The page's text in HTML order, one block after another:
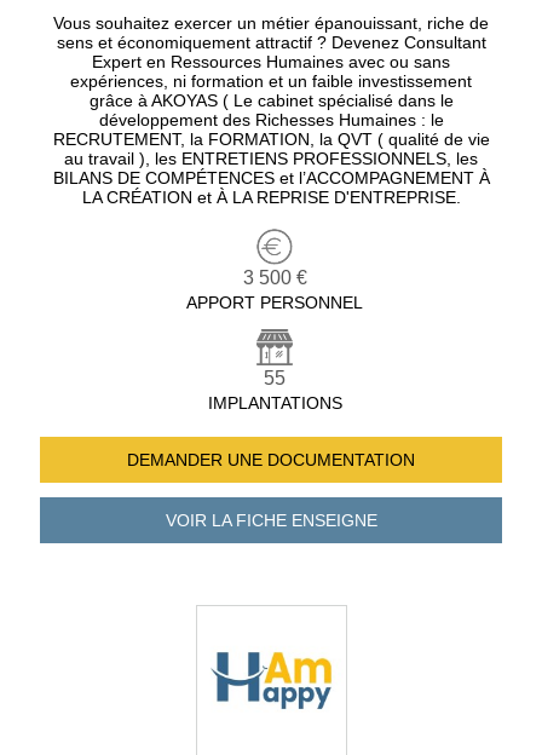
Vous souhaitez exercer un métier épanouissant, riche de
sens et économiquement attractif ? Devenez Consultant
Expert en Ressources Humaines avec ou sans
expériences, ni formation et un faible investissement
grâce à AKOYAS ( Le cabinet spécialisé dans le
développement des Richesses Humaines : le
RECRUTEMENT, la FORMATION, la QVT ( qualité de vie
au travail ), les ENTRETIENS PROFESSIONNELS, les
BILANS DE COMPÉTENCES et l’ACCOMPAGNEMENT À
LA CRÉATION et À LA REPRISE D'ENTREPRISE.
3 500 €
APPORT PERSONNEL
55
IMPLANTATIONS
DEMANDER UNE DOCUMENTATION
VOIR LA FICHEENSEIGNE